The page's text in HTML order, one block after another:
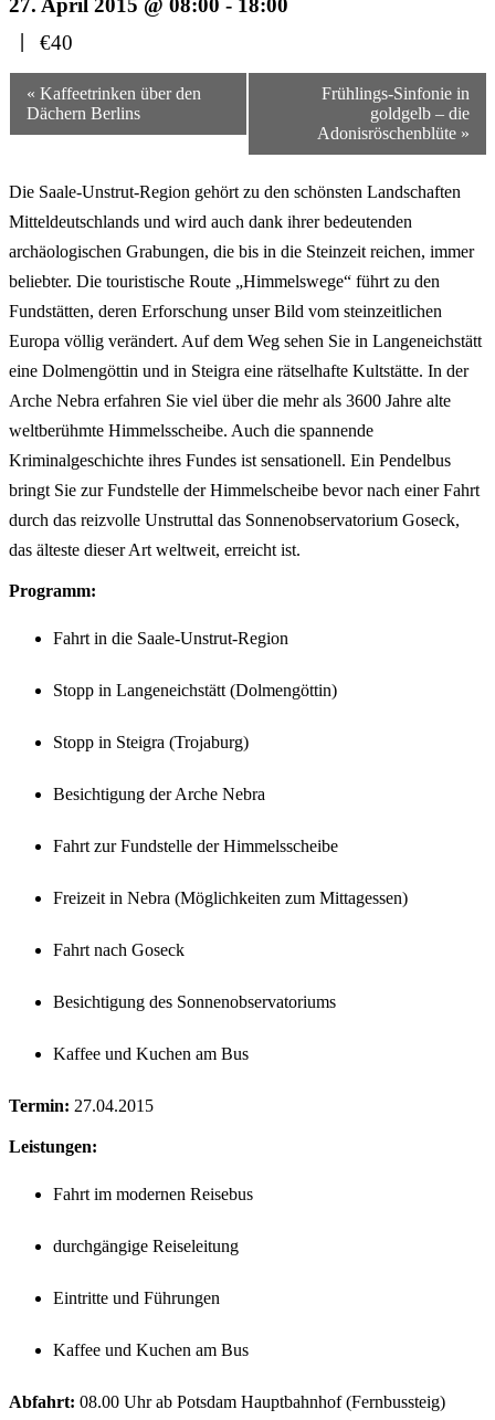
|
€40
Veranstaltungsnavigation
« Kaffeetrinken über den
Dächern Berlins
Frühlings-Sinfonie in
goldgelb – die
Adonisröschenblüte »
Die Saale-Unstrut-Region gehört zu den schönsten Landschaften
Mitteldeutschlands und wird auch dank ihrer bedeutenden
archäologischen Grabungen, die bis in die Steinzeit reichen, immer
beliebter. Die touristische Route „Himmelswege“ führt zu den
Fundstätten, deren Erforschung unser Bild vom steinzeitlichen
Europa völlig verändert. Auf dem Weg sehen Sie in Langeneichstätt
eine Dolmengöttin und in Steigra eine rätselhafte Kultstätte. In der
Arche Nebra erfahren Sie viel über die mehr als 3600 Jahre alte
weltberühmte Himmelsscheibe. Auch die spannende
Kriminalgeschichte ihres Fundes ist sensationell. Ein Pendelbus
bringt Sie zur Fundstelle der Himmelscheibe bevor nach einer Fahrt
durch das reizvolle Unstruttal das Sonnenobservatorium Goseck,
das älteste dieser Art weltweit, erreicht ist.
Programm:
Fahrt in die Saale-Unstrut-Region
Stopp in Langeneichstätt (Dolmengöttin)
Stopp in Steigra (Trojaburg)
Besichtigung der Arche Nebra
Fahrt zur Fundstelle der Himmelsscheibe
Freizeit in Nebra (Möglichkeiten zum Mittagessen)
Fahrt nach Goseck
Besichtigung des Sonnenobservatoriums
Kaffee und Kuchen am Bus
Termin: 27.04.2015
Leistungen:
Fahrt im modernen Reisebus
durchgängige Reiseleitung
Eintritte und Führungen
Kaffee und Kuchen am Bus
Abfahrt: 08.00 Uhr ab Potsdam Hauptbahnhof (Fernbussteig)